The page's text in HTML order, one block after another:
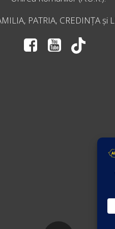
PATRIA, CREDINȚA și